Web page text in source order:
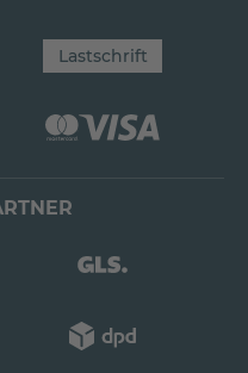
Lastschrift